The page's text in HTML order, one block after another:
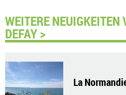
WEITERE NEUIGKEITEN
DEFAY >
La